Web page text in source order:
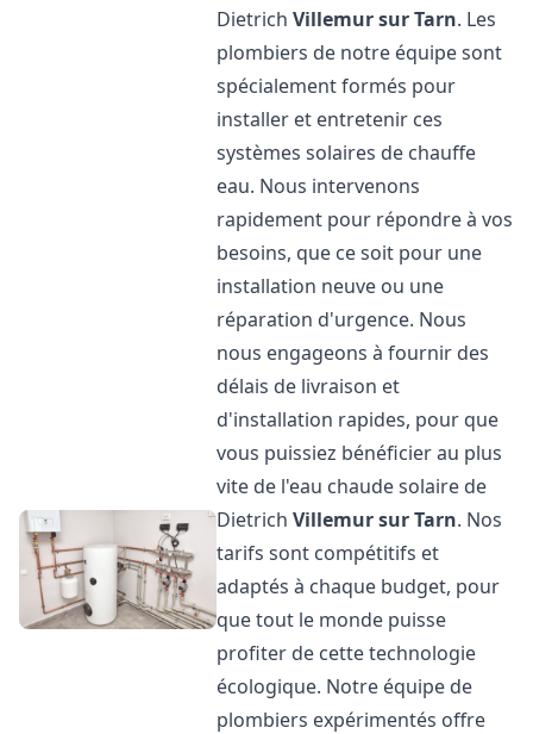
DietrichVillemur sur Tarn. Les
plombiers de notre équipe sont
spécialement formés pour
installer et entretenir ces
systèmes solaires de chauffe
eau. Nous intervenons
rapidement pour répondre à vos
besoins, que ce soit pour une
installation neuve ou une
réparation d'urgence. Nous
nous engageons à fournir des
délais de livraison et
d'installation rapides, pour que
vous puissiez bénéficier au plus
vite de l'eau chaude solaire de
DietrichVillemur sur Tarn. Nos
tarifs sont compétitifs et
adaptés à chaque budget, pour
que tout le monde puisse
profiter de cette technologie
écologique. Notre équipe de
plombiers expérimentés offre